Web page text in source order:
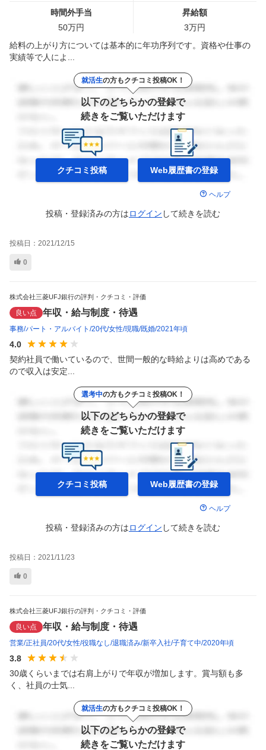
時間外手当
50万円
昇給額
3万円
給料の上がり方については基本的に年功序列です。資格や仕事の
実績等で人によ...
就活生の方もクチコミ投稿OK！
以下のどちらかの登録で
続きをご覧いただけます
クチコミ投稿 Web履歴書の登録
ヘルプ
投稿・登録済みの方はログイン して続きを読む
投稿日： 2021/12/15
0
株式会社三菱UFJ銀行の評判・クチコミ・評価
良い点 年収・給与制度・待遇
事務 パート・アルバイト 20代 女性 現職 既婚 2021年頃
4.0
契約社員で働いているので、世間一般的な時給よりは高めである
ので収入は安定...
選考中の方もクチコミ投稿OK！
以下のどちらかの登録で
続きをご覧いただけます
クチコミ投稿 Web履歴書の登録
ヘルプ
投稿・登録済みの方はログイン して続きを読む
投稿日： 2021/11/23
0
株式会社三菱UFJ銀行の評判・クチコミ・評価
良い点 年収・給与制度・待遇
営業 正社員 20代 女性 役職なし 退職済み 新卒入社 子育て中 2020年頃
3.8
30歳くらいまでは右肩上がりで年収が増加します。賞与額も多
く、社員の士気...
就活生の方もクチコミ投稿OK！
以下のどちらかの登録で
続きをご覧いただけます